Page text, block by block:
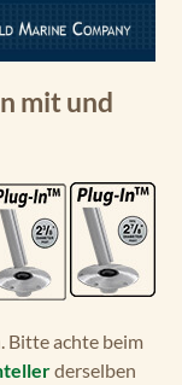
mit und
Bitte achte beim
derselben